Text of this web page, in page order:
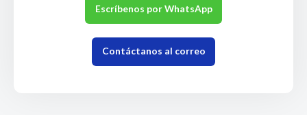
Escríbenos por WhatsApp
Contáctanos al correo